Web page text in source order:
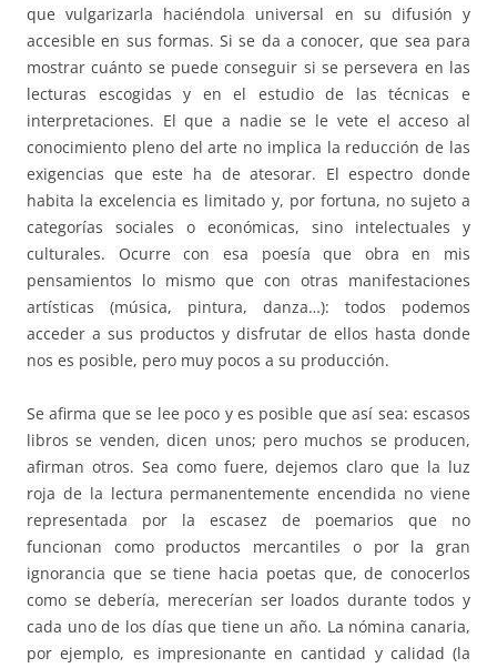
que vulgarizarla haciéndola universal en su difusión y
accesible en sus formas. Si se da a conocer, que sea para
mostrar cuánto se puede conseguir si se persevera en las
lecturas escogidas y en el estudio de las técnicas e
interpretaciones. El que a nadie se le vete el acceso al
conocimiento pleno del arte no implica la reducción de las
exigencias que este ha de atesorar. El espectro donde
habita la excelencia es limitado y, por fortuna, no sujeto a
categorías sociales o económicas, sino intelectuales y
culturales. Ocurre con esa poesía que obra en mis
pensamientos lo mismo que con otras manifestaciones
artísticas (música, pintura, danza…): todos podemos
acceder a sus productos y disfrutar de ellos hasta donde
nos es posible, pero muy pocos a su producción.
Se afirma que se lee poco y es posible que así sea: escasos
libros se venden, dicen unos; pero muchos se producen,
afirman otros. Sea como fuere, dejemos claro que la luz
roja de la lectura permanentemente encendida no viene
representada por la escasez de poemarios que no
funcionan como productos mercantiles o por la gran
ignorancia que se tiene hacia poetas que, de conocerlos
como se debería, merecerían ser loados durante todos y
cada uno de los días que tiene un año. La nómina canaria,
por ejemplo, es impresionante en cantidad y calidad (la